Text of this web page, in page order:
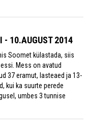
- 10.AUGUST 2014
Soomet külastada, siis
Mess on avatud
37 eramut, lasteaed ja 13-
kui ka suurte perede
umbes 3 tunnise